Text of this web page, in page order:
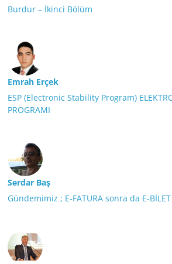
Burdur – İkinci Bölüm
Emrah Erçek
ESP (Electronic Stability Program)
PROGRAMI
Serdar Baş
Gündemimiz ; E-FATURA sonra da E-BİLET